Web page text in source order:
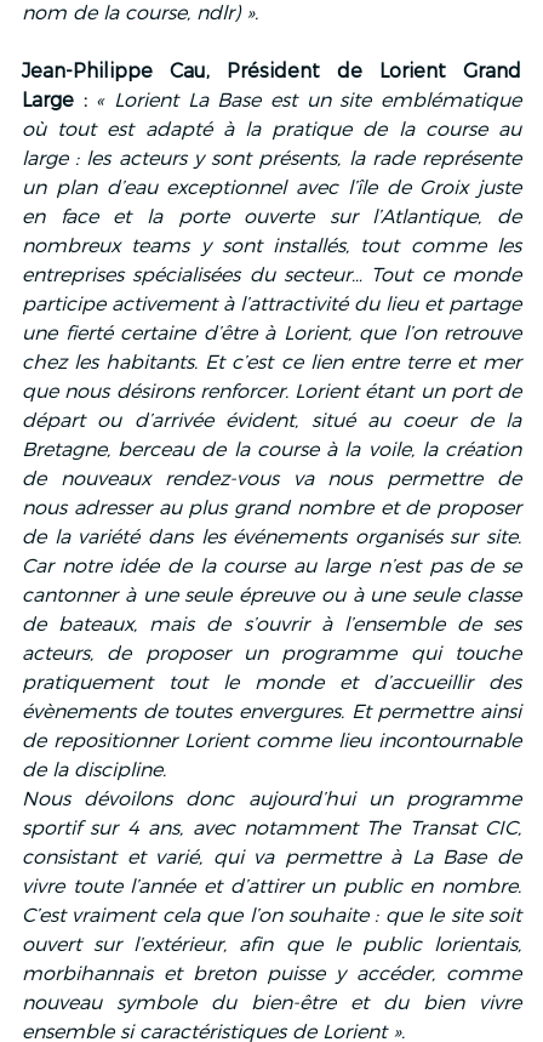
nom de la course, ndlr) ».
Jean-Philippe Cau, Président de Lorient Grand
Large : « Lorient La Base est un site emblématique
où tout est adapté à la pratique de la course au
large : les acteurs y sont présents, la rade représente
un plan d’eau exceptionnel avec l’île de Groix juste
en face et la porte ouverte sur l’Atlantique, de
nombreux teams y sont installés, tout comme les
entreprises spécialisées du secteur… Tout ce monde
participe activement à l’attractivité du lieu et partage
une fierté certaine d’être à Lorient, que l’on retrouve
chez les habitants. Et c’est ce lien entre terre et mer
que nous désirons renforcer. Lorient étant un port de
départ ou d’arrivée évident, situé au coeur de la
Bretagne, berceau de la course à la voile, la création
de nouveaux rendez-vous va nous permettre de
nous adresser au plus grand nombre et de proposer
de la variété dans les événements organisés sur site.
Car notre idée de la course au large n’est pas de se
cantonner à une seule épreuve ou à une seule classe
de bateaux, mais de s’ouvrir à l’ensemble de ses
acteurs, de proposer un programme qui touche
pratiquement tout le monde et d’accueillir des
évènements de toutes envergures. Et permettre ainsi
de repositionner Lorient comme lieu incontournable
de la discipline.
Nous dévoilons donc aujourd’hui un programme
sportif sur 4 ans, avec notamment The Transat CIC,
consistant et varié, qui va permettre à La Base de
vivre toute l’année et d’attirer un public en nombre.
C’est vraiment cela que l’on souhaite : que le site soit
ouvert sur l’extérieur, afin que le public lorientais,
morbihannais et breton puisse y accéder, comme
nouveau symbole du bien-être et du bien vivre
ensemble si caractéristiques de Lorient ».